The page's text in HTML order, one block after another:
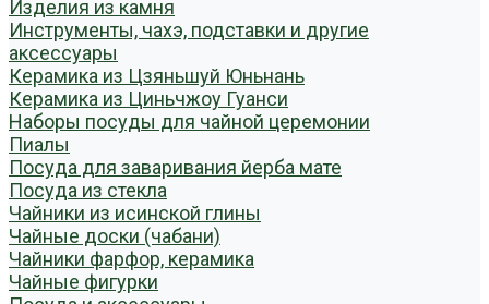
Изделия из камня
Инструменты, чахэ, подставки и другие
аксессуары
Керамика из Цзяньшуй Юньнань
Керамика из Циньчжоу Гуанси
Наборы посуды для чайной церемонии
Пиалы
Посуда для заваривания йерба мате
Посуда из стекла
Чайники из исинской глины
Чайные доски (чабани)
Чайники фарфор, керамика
Чайные фигурки